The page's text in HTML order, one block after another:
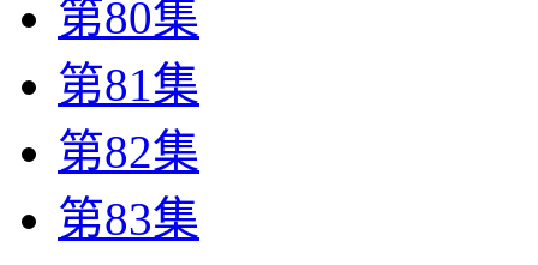
第80集
第81集
第82集
第83集